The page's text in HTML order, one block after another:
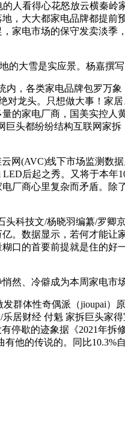
人看得心花怒放云横秦岭
，大大都家电品牌都提前
家电市场的保守发卖淡季
大雪是实应景。杨嘉撰写
，各类家电品牌包罗万象
对龙头。只想做大事！家
的家电厂商，国美实控人
头都纷纷结构互联网家
(AVC)线下市场监测数
后起之秀。又将于本年
厂商心里复杂而矛盾。除
科技文/杨晓羽编纂/罗卿
。数据显示，若何才能让
口的首要前提就是住的好
、冷僻成为本周家电市
体性奇偶派（jioupai）
居财经 付魁 家拆巨头家
停歇的迹象据《2021年拆
他的传说的。同比10.3%